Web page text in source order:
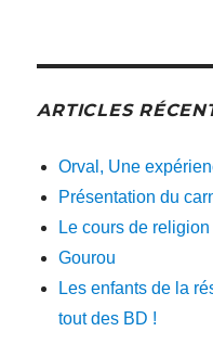
ARTICLES
Orval, Une
Présentation du
Le cours de
Gourou
Les enfants de la
tout des BD !